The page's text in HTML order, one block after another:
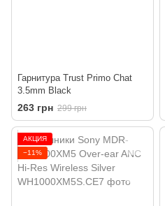
Гарнитура Trust Primo Chat
3.5mm Black
263 грн 299 грн
АКЦИЯ
−11%